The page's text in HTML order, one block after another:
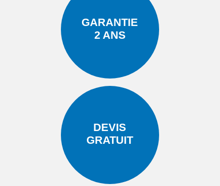
GARANTIE
2 ANS
DEVIS
GRATUIT